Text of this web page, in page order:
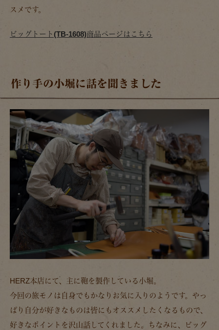
スメです。
ビッグトート(TB-1608)商品ページはこちら
作り手の小堀に話を聞きました
HERZ本店にて、主に鞄を製作している小堀。
今回の旅モノは自身でもかなりお気に入りのようです。やっ
ぱり自分が好きなものは皆にもオススメしたくなるもので、
好きなポイントを沢山話してくれました。ちなみに、ビッグ